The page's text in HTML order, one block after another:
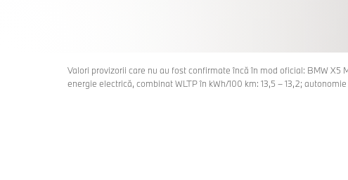
Valori provizorii care nu au fost confirmate încă în mod oficial: BMW X5
energie electrică, combinat WLTP în kWh/100 km: 13,5 – 13,2;